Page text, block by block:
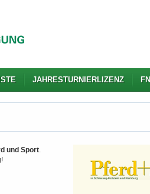
JAHRESTURNIERLIZENZ FN
und Sport.